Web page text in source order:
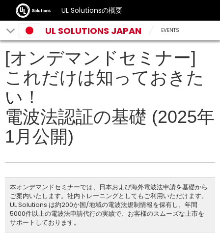
UL Solutionsの概要
UL SOLUTIONS JAPAN EVENTS
[オンデマンドセミナー]
これだけは知っておきた
い！
電波法認証の基礎 (2025年
1月公開)
本オンデマンドセミナーでは、日本および海外電波法申請を基礎から
ご案内いたします。社内トレーニングとしてもご利用いただけます。
UL Solutions は約200か国/地域の電波法規制情報を保有し、年間
5000件以上の電波法申請代行の実績で、お客様のスムーズな上市を
サポートしております。